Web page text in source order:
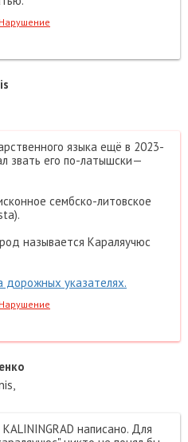
Нарушение
языка ещё в 2023-
звать его по-латышски—
сембско-литовское
называется Караляучюс
дорожных указателях.
Нарушение
написано. Для